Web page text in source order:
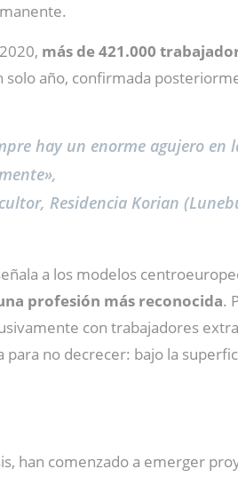
más de 421.000
solo año, confirmada
hay un enorme agujero
Residencia Korian
a los modelos
profesión más reconocida.
con trabajadores
para no decrecer: bajo la
han comenzado a emerger